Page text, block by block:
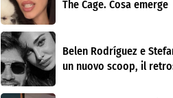
The Cage. Cosa emerge
Belen Rodríguez e
un nuovo scoop, il